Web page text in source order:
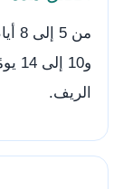
الريف.